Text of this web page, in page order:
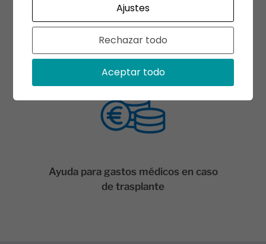
Garantía de conservación
Ayuda para gastos médicos en caso
de trasplante
Ajustes
Rechazar todo
Aceptar todo